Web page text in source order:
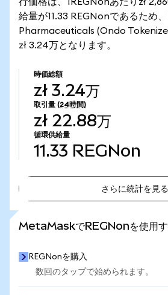
給量が11.33 REGNonであるため
Pharmaceuticals (Ondo
zł 3.24万となります。
時価総額
zł 3.24万
取引量 (24時間)
zł 22.88万
循環供給量
11.33 REGNon
さらに統計を見る
MetaMaskでREGNonを使用す
REGNonを購入
数回のタップで始められます。